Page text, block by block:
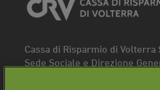
Cassa di Risparmio di Volterra
Sede Sociale e Direzione